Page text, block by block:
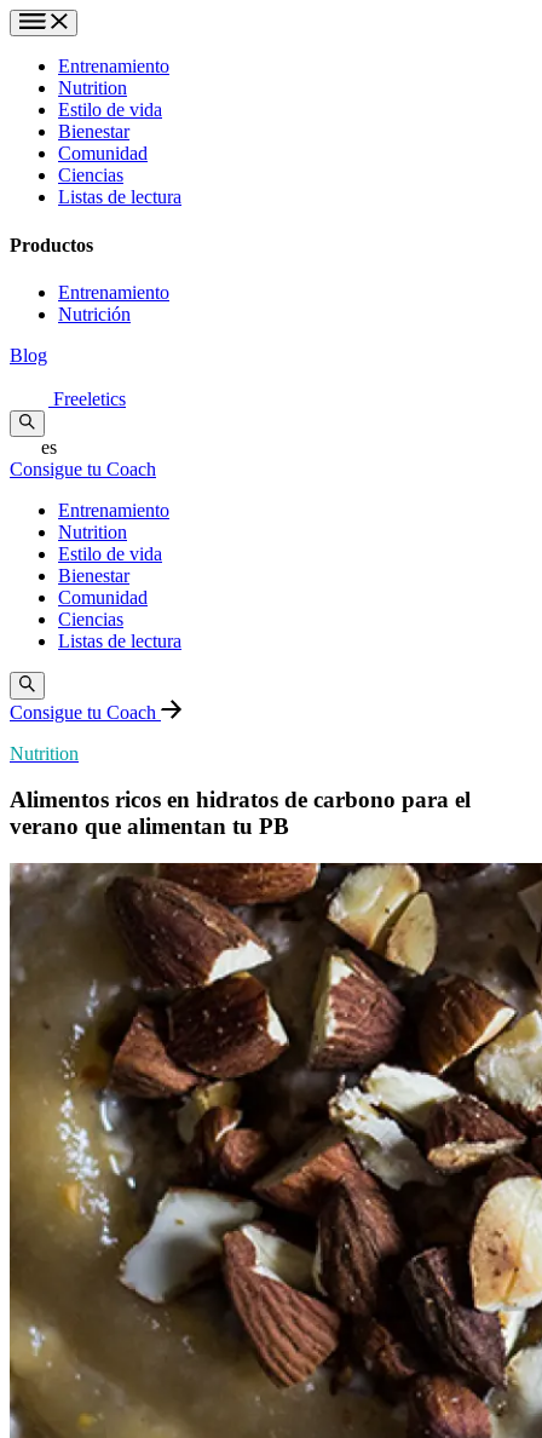
Entrenamiento
Nutrition
Estilo de vida
Bienestar
Comunidad
Ciencias
Listas de lectura
Productos
Entrenamiento
Nutrición
Blog
Freeletics
es
Consigue tu Coach
Entrenamiento
Nutrition
Estilo de vida
Bienestar
Comunidad
Ciencias
Listas de lectura
Consigue tu Coach
Nutrition
Alimentos ricos en hidratos de carbono para el
verano que alimentan tu PB